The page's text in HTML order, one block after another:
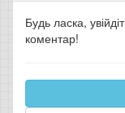
Будь ласка,
коментар!